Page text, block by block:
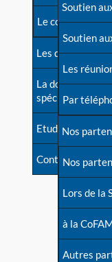
Une
Cas
Mythes et
Devenir
Une
Le congrès
Les dossiers de
La
spécialisée
Etudes récentes
Contact
Livre
Forum
Soutien
Soutien
Les
Par
Nos
Nos
Lors de la
à la
Autres